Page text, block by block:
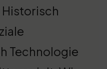
Technologie